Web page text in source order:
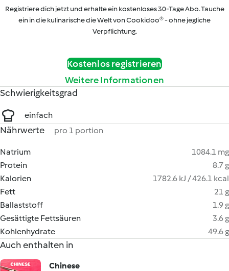
Registriere dich jetzt und erhalte ein kostenloses 30-Tage Abo. Tauche
ein in die kulinarische die Welt von Cookidoo® - ohne jegliche
Verpflichtung.
Kostenlos registrieren
Weitere Informationen
Schwierigkeitsgrad
einfach
Nährwerte pro 1 portion
Natrium
1084.1 mg
Protein
8.7 g
Kalorien
1782.6 kJ / 426.1 kcal
Fett
21 g
Ballaststoff
1.9 g
Gesättigte Fettsäuren
3.6 g
Kohlenhydrate
49.6 g
Auch enthalten in
Chinese